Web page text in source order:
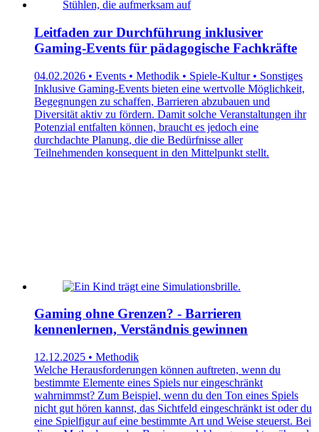
Leitfaden zur Durchführung inklusiver
Gaming-Events für pädagogische Fachkräfte
04.02.2026 • Events • Methodik • Spiele-Kultur • Sonstiges
Inklusive Gaming-Events bieten eine wertvolle Möglichkeit,
Begegnungen zu schaffen, Barrieren abzubauen und
Diversität aktiv zu fördern. Damit solche Veranstaltungen ihr
Potenzial entfalten können, braucht es jedoch eine
durchdachte Planung, die die Bedürfnisse aller
Teilnehmenden konsequent in den Mittelpunkt stellt.
Gaming ohne Grenzen? - Barrieren
kennenlernen, Verständnis gewinnen
12.12.2025 • Methodik
Welche Herausforderungen können auftreten, wenn du
bestimmte Elemente eines Spiels nur eingeschränkt
wahrnimmst? Zum Beispiel, wenn du den Ton eines Spiels
nicht gut hören kannst, das Sichtfeld eingeschränkt ist oder du
eine Spielfigur auf eine bestimmte Art und Weise steuerst. Bei